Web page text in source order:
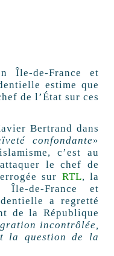
Île-de-France et
estime que
de l’État sur ces
Bertrand dans
confondante»
c’est au
le chef de
sur RTL, la
de-France et
a regretté
de la République
incontrôlée,
la question de la